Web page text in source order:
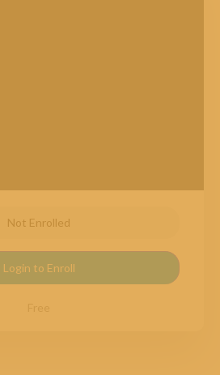
Not Enrolled
Login to Enroll